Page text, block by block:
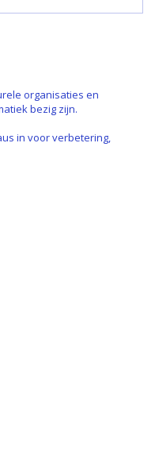
organisaties en
bezig zijn.
in voor verbetering,